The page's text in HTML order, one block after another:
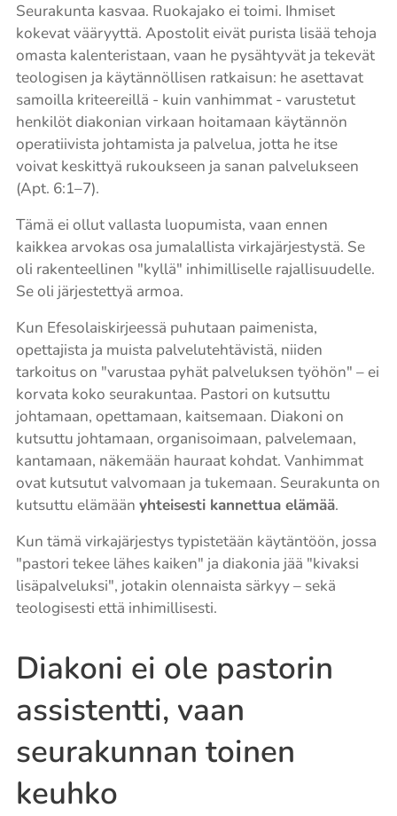
Seurakunta kasvaa. Ruokajako ei toimi. Ihmiset
kokevat vääryyttä. Apostolit eivät purista lisää tehoja
omasta kalenteristaan, vaan he pysähtyvät ja tekevät
teologisen ja käytännöllisen ratkaisun: he asettavat
samoilla kriteereillä - kuin vanhimmat - varustetut
henkilöt diakonian virkaan hoitamaan käytännön
operatiivista johtamista ja palvelua, jotta he itse
voivat keskittyä rukoukseen ja sanan palvelukseen
(Apt. 6:1–7).
Tämä ei ollut vallasta luopumista, vaan ennen
kaikkea arvokas osa jumalallista virkajärjestystä. Se
oli rakenteellinen "kyllä" inhimilliselle rajallisuudelle.
Se oli järjestettyä armoa.
Kun Efesolaiskirjeessä puhutaan paimenista,
opettajista ja muista palvelutehtävistä, niiden
tarkoitus on "varustaa pyhät palveluksen työhön" – ei
korvata koko seurakuntaa. Pastori on kutsuttu
johtamaan, opettamaan, kaitsemaan. Diakoni on
kutsuttu johtamaan, organisoimaan, palvelemaan,
kantamaan, näkemään hauraat kohdat. Vanhimmat
ovat kutsutut valvomaan ja tukemaan. Seurakunta on
kutsuttu elämään yhteisesti kannettua elämää.
Kun tämä virkajärjestys typistetään käytäntöön, jossa
"pastori tekee lähes kaiken" ja diakonia jää "kivaksi
lisäpalveluksi", jotakin olennaista särkyy – sekä
teologisesti että inhimillisesti.
Diakoni ei ole pastorin
assistentti, vaan
seurakunnan toinen
keuhko